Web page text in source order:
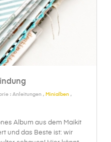
: Anleitungen , Minialben ,
Album aus dem Maikit
und das Beste ist: wir